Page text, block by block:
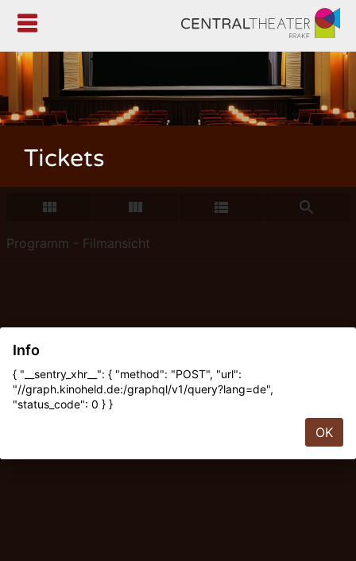

Tickets